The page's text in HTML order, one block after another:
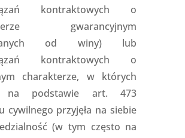
kontraktowych o
gwarancyjnym
od winy) lub
kontraktowych o
charakterze, w których
na podstawie art. 473
cywilnego przyjęła na siebie
(w tym często na